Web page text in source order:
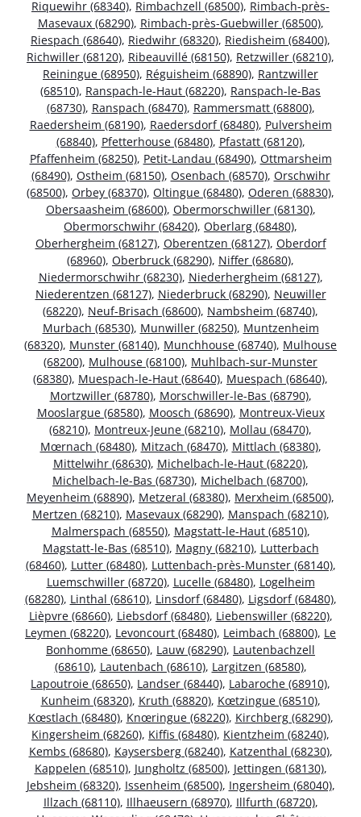
Riquewihr (68340), Rimbachzell (68500), Rimbach-près-
Masevaux (68290), Rimbach-près-Guebwiller (68500),
Riespach (68640), Riedwihr (68320), Riedisheim (68400),
Richwiller (68120), Ribeauvillé (68150), Retzwiller (68210),
Reiningue (68950), Réguisheim (68890), Rantzwiller
(68510), Ranspach-le-Haut (68220), Ranspach-le-Bas
(68730), Ranspach (68470), Rammersmatt (68800),
Raedersheim (68190), Raedersdorf (68480), Pulversheim
(68840), Pfetterhouse (68480), Pfastatt (68120),
Pfaffenheim (68250), Petit-Landau (68490), Ottmarsheim
(68490), Ostheim (68150), Osenbach (68570), Orschwihr
(68500), Orbey (68370), Oltingue (68480), Oderen (68830),
Obersaasheim (68600), Obermorschwiller (68130),
Obermorschwihr (68420), Oberlarg (68480),
Oberhergheim (68127), Oberentzen (68127), Oberdorf
(68960), Oberbruck (68290), Niffer (68680),
Niedermorschwihr (68230), Niederhergheim (68127),
Niederentzen (68127), Niederbruck (68290), Neuwiller
(68220), Neuf-Brisach (68600), Nambsheim (68740),
Murbach (68530), Munwiller (68250), Muntzenheim
(68320), Munster (68140), Munchhouse (68740), Mulhouse
(68200), Mulhouse (68100), Muhlbach-sur-Munster
(68380), Muespach-le-Haut (68640), Muespach (68640),
Mortzwiller (68780), Morschwiller-le-Bas (68790),
Mooslargue (68580), Moosch (68690), Montreux-Vieux
(68210), Montreux-Jeune (68210), Mollau (68470),
Mœrnach (68480), Mitzach (68470), Mittlach (68380),
Mittelwihr (68630), Michelbach-le-Haut (68220),
Michelbach-le-Bas (68730), Michelbach (68700),
Meyenheim (68890), Metzeral (68380), Merxheim (68500),
Mertzen (68210), Masevaux (68290), Manspach (68210),
Malmerspach (68550), Magstatt-le-Haut (68510),
Magstatt-le-Bas (68510), Magny (68210), Lutterbach
(68460), Lutter (68480), Luttenbach-près-Munster (68140),
Luemschwiller (68720), Lucelle (68480), Logelheim
(68280), Linthal (68610), Linsdorf (68480), Ligsdorf (68480),
Lièpvre (68660), Liebsdorf (68480), Liebenswiller (68220),
Leymen (68220), Levoncourt (68480), Leimbach (68800), Le
Bonhomme (68650), Lauw (68290), Lautenbachzell
(68610), Lautenbach (68610), Largitzen (68580),
Lapoutroie (68650), Landser (68440), Labaroche (68910),
Kunheim (68320), Kruth (68820), Kœtzingue (68510),
Kœstlach (68480), Knœringue (68220), Kirchberg (68290),
Kingersheim (68260), Kiffis (68480), Kientzheim (68240),
Kembs (68680), Kaysersberg (68240), Katzenthal (68230),
Kappelen (68510), Jungholtz (68500), Jettingen (68130),
Jebsheim (68320), Issenheim (68500), Ingersheim (68040),
Illzach (68110), Illhaeusern (68970), Illfurth (68720),